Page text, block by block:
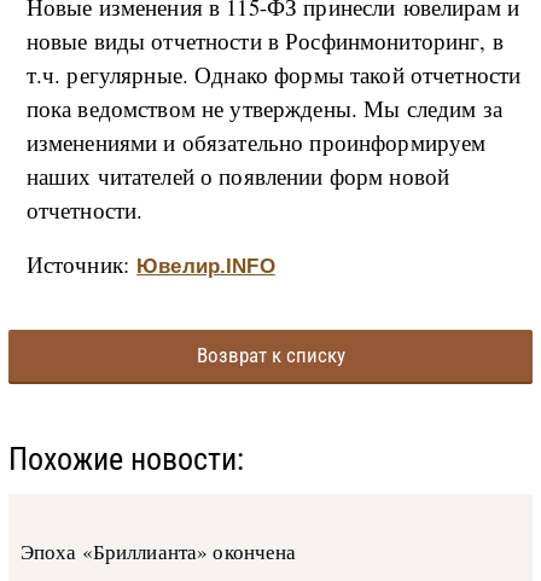
Новые изменения в 115-ФЗ принесли ювелирам и
новые виды отчетности в Росфинмониторинг, в
т.ч. регулярные. Однако формы такой отчетности
пока ведомством не утверждены. Мы следим за
изменениями и обязательно проинформируем
наших читателей о появлении форм новой
отчетности.
Источник: Ювелир.INFO
Возврат к списку
Похожие новости:
Эпоха «Бриллианта» окончена